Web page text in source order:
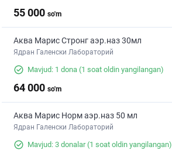
55 000 so'm
Аква Марис Стронг аэр.наз 30мл
Ядран Галенски Лабораторий
Mavjud: 1 dona (1 soat oldin yangilangan)
64 000 so'm
Аква Марис Норм аэр.наз 50 мл
Ядран Галенски Лабораторий
Mavjud: 3 donalar(1 soat oldin yangilangan)